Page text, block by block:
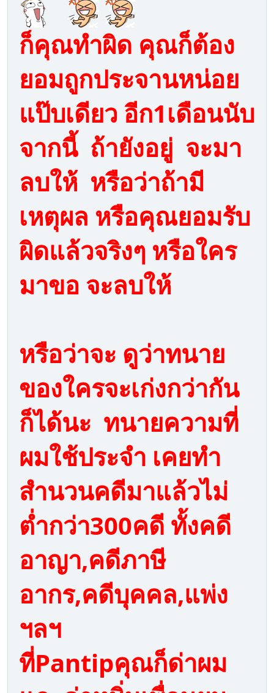
ก็คุณทำผิด คุณก็ต้อง
ยอมถูกประจานหน่อย
แป๊บเดียว อีก1เดือนนับ
จากนี้ ถ้ายังอยู่ จะมา
ลบให้ หรือว่าถ้ามี
เหตุผล หรือคุณยอมรับ
ผิดแล้วจริงๆ หรือใคร
มาขอ จะลบให้
หรือว่าจะ ดูว่าทนาย
ของใครจะเก่งกว่ากัน
ก็ได้นะ ทนายความที่
ผมใช้ประจำ เคยทำ
สำนวนคดีมาแล้วไม่
ต่ำกว่า300คดี ทั้งคดี
อาญา,คดีภาษี
อากร,คดีบุคคล,แพ่ง
ฯลฯ
ที่Pantipคุณก็ด่าผม